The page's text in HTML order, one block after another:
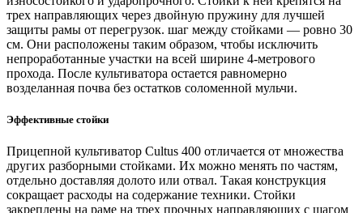
трех направляющих через двойную пружину для лучшей
защиты рамы от перегрузок. шаг между стойками — ровно 30
см. Они расположены таким образом, чтобы исключить
непроработанные участки на всей ширине 4-метрового
прохода. После культиватора остается равномерно
возделанная почва без остатков соломенной мульчи.
Эффективные стойки
Прицепной культиватор Cultus 400 отличается от множества
других разборными стойками. Их можно менять по частям,
отдельно доставляя долото или отвал. Такая конструкция
сокращает расходы на содержание техники. Стойки
закреплены на раме на трех прочных направляющих с шагом